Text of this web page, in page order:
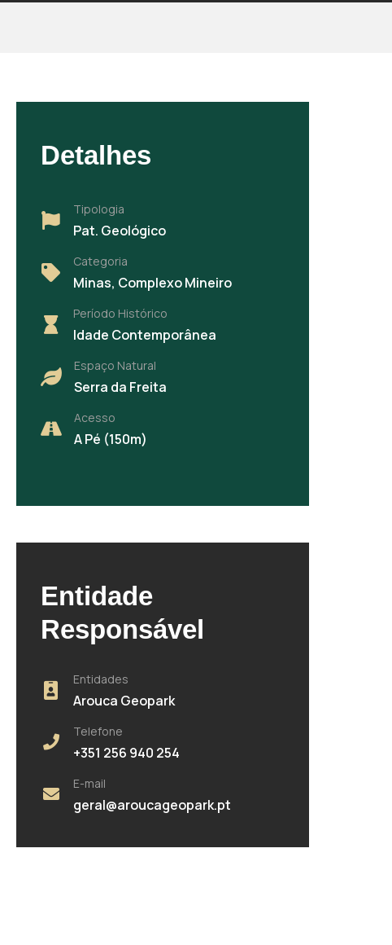
Detalhes
Tipologia
Pat. Geológico
Categoria
Minas, Complexo Mineiro
Período Histórico
Idade Contemporânea
Espaço Natural
Serra da Freita
Acesso
A Pé (150m)
Entidade
Responsável
Entidades
Arouca Geopark
Telefone
+351 256 940 254
E-mail
geral@aroucageopark.pt